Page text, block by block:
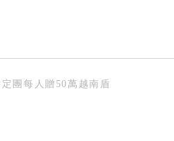
團每人贈50萬越南盾